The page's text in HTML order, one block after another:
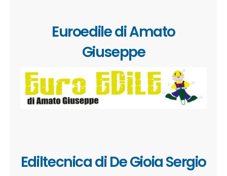
Euroedile di Amato
Giuseppe
Ediltecnica di De Gioia Sergio